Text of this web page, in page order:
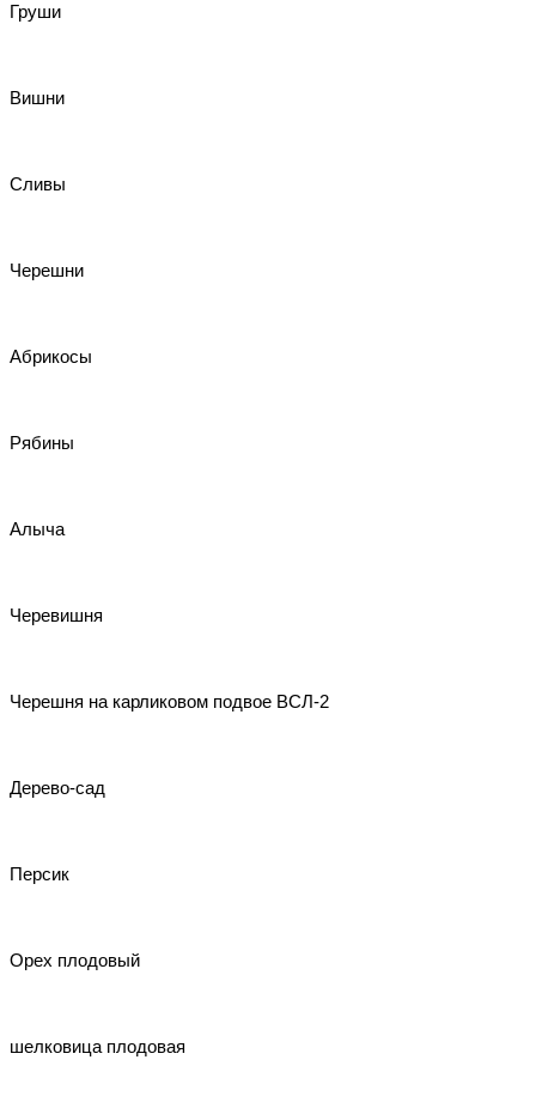
Груши
Вишни
Сливы
Черешни
Абрикосы
Рябины
Алыча
Черевишня
Черешня на карликовом подвое ВСЛ-2
Дерево-сад
Персик
Орех плодовый
шелковица плодовая